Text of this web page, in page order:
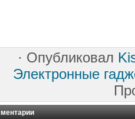
· Опубликовал
Электронные